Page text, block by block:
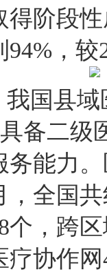
阶段
，较
国县域
备二级
务能力
，全国
个，跨
协作